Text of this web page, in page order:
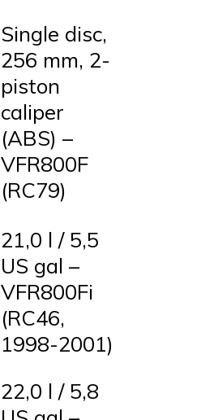
Single disc,
256 mm, 2-
piston
caliper
(ABS) –
VFR800F
(RC79)
21,0 l / 5,5
US gal –
VFR800Fi
(RC46,
1998-2001)
22,0 l / 5,8